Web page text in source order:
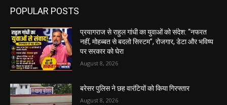
POPULAR POSTS
प्रयागराज से राहुल गांधी का युवाओं को संदेश: “नफरत
नहीं, मोहब्बत से बदलो सिस्टम”, रोजगार, डेटा और भविष्य
पर सरकार को घेरा
August 8, 2026
बरेसर पुलिस ने छह वारंटियों को किया गिरफ्तार
August 8, 2026